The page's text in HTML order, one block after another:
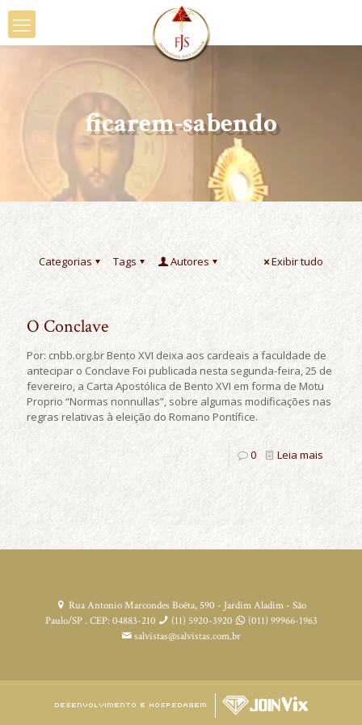
ficarem-sabendo
Categorias Tags Autores Exibir tudo
O Conclave
Por: cnbb.org.br Bento XVI deixa aos cardeais a faculdade de
antecipar o Conclave Foi publicada nesta segunda-feira, 25 de
fevereiro, a Carta Apostólica de Bento XVI em forma de Motu
Proprio “Normas nonnullas”, sobre algumas modificações nas
regras relativas à eleição do Romano Pontífice.
0 Leia mais
Rua Antonio Marcondes Boêta, 590 - Jardim Aladim - São
Paulo/SP . CEP: 04883-210
(11) 5920-3920
(011) 99966-1963
salvistas@salvistas.com.br